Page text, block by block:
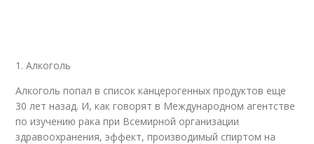
1. Алкоголь
Алкоголь попал в список канцерогенных продуктов еще
30 лет назад. И, как говорят в Международном агентстве
по изучению рака при Всемирной организации
здравоохранения, эффект, производимый спиртом на